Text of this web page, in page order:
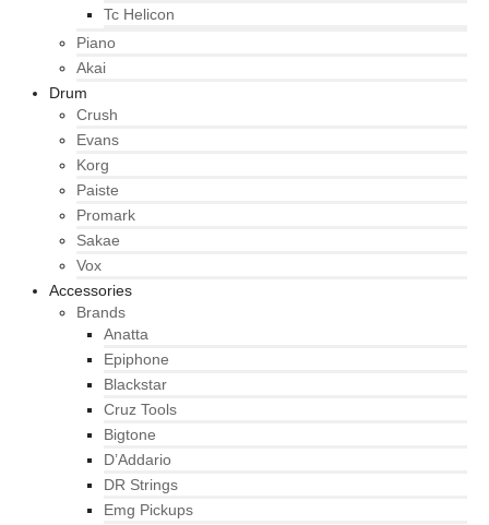
Tc Helicon
Piano
Akai
Drum
Crush
Evans
Korg
Paiste
Promark
Sakae
Vox
Accessories
Brands
Anatta
Epiphone
Blackstar
Cruz Tools
Bigtone
D’Addario
DR Strings
Emg Pickups